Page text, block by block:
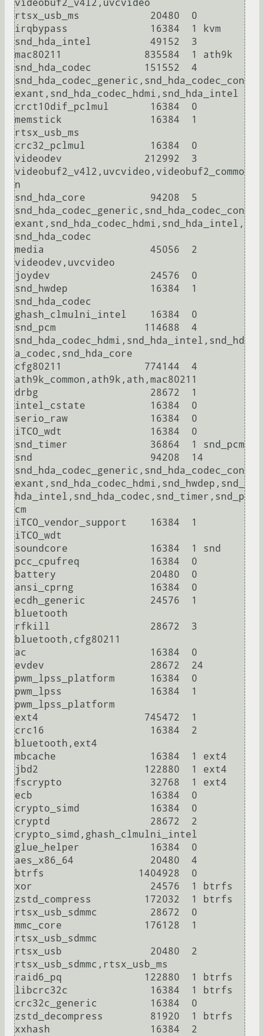
videobuf2_v4l2,uvcvideo
rtsx_usb_ms            20480  0
irqbypass              16384  1 kvm
snd_hda_intel          49152  3
mac80211              835584  1 ath9k
snd_hda_codec         151552  4
snd_hda_codec_generic,snd_hda_codec_con
exant,snd_hda_codec_hdmi,snd_hda_intel
crct10dif_pclmul       16384  0
memstick               16384  1
rtsx_usb_ms
crc32_pclmul           16384  0
videodev              212992  3
videobuf2_v4l2,uvcvideo,videobuf2_commo
n
snd_hda_core           94208  5
snd_hda_codec_generic,snd_hda_codec_con
exant,snd_hda_codec_hdmi,snd_hda_intel,
snd_hda_codec
media                  45056  2
videodev,uvcvideo
joydev                 24576  0
snd_hwdep              16384  1
snd_hda_codec
ghash_clmulni_intel    16384  0
snd_pcm               114688  4
snd_hda_codec_hdmi,snd_hda_intel,snd_hd
a_codec,snd_hda_core
cfg80211              774144  4
ath9k_common,ath9k,ath,mac80211
drbg                   28672  1
intel_cstate           16384  0
serio_raw              16384  0
iTCO_wdt               16384  0
snd_timer              36864  1 snd_pcm
snd                    94208  14
snd_hda_codec_generic,snd_hda_codec_con
exant,snd_hda_codec_hdmi,snd_hwdep,snd_
hda_intel,snd_hda_codec,snd_timer,snd_p
cm
iTCO_vendor_support    16384  1
iTCO_wdt
soundcore              16384  1 snd
pcc_cpufreq            16384  0
battery                20480  0
ansi_cprng             16384  0
ecdh_generic           24576  1
bluetooth
rfkill                 28672  3
bluetooth,cfg80211
ac                     16384  0
evdev                  28672  24
pwm_lpss_platform      16384  0
pwm_lpss               16384  1
pwm_lpss_platform
ext4                  745472  1
crc16                  16384  2
bluetooth,ext4
mbcache                16384  1 ext4
jbd2                  122880  1 ext4
fscrypto               32768  1 ext4
ecb                    16384  0
crypto_simd            16384  0
cryptd                 28672  2
crypto_simd,ghash_clmulni_intel
glue_helper            16384  0
aes_x86_64             20480  4
btrfs                1404928  0
xor                    24576  1 btrfs
zstd_compress         172032  1 btrfs
rtsx_usb_sdmmc         28672  0
mmc_core              176128  1
rtsx_usb_sdmmc
rtsx_usb               20480  2
rtsx_usb_sdmmc,rtsx_usb_ms
raid6_pq              122880  1 btrfs
libcrc32c              16384  1 btrfs
crc32c_generic         16384  0
zstd_decompress        81920  1 btrfs
xxhash                 16384  2